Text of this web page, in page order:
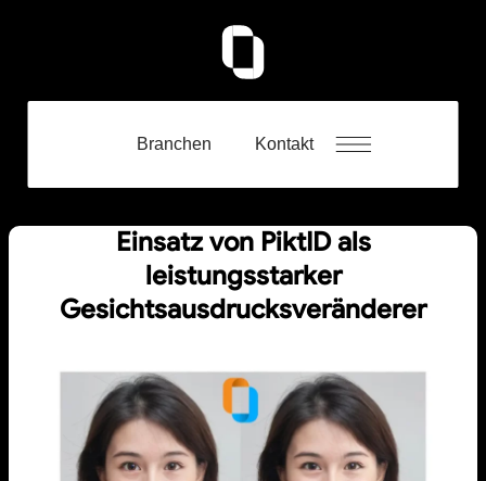
Branchen Kontakt
Einsatz von PiktID als
leistungsstarker
Gesichtsausdrucksveränderer